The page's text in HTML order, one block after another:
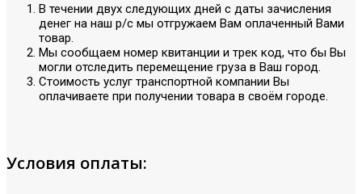
В течении двух следующих дней с даты зачисления
денег на наш р/с мы отгружаем Вам оплаченный Вами
товар.
Мы сообщаем номер квитанции и трек код, что бы Вы
могли отследить перемещение груза в Ваш город.
Стоимость услуг транспортной компании Вы
оплачиваете при получении товара в своём городе.
Условия оплаты: